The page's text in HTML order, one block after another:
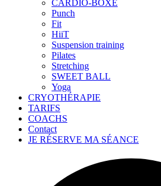
CARDIO-BOXE
Punch
Fit
HiiT
Suspension training
Pilates
Stretching
SWEET BALL
Yoga
CRYOTHÉRAPIE
TARIFS
COACHS
Contact
JE RÉSERVE MA SÉANCE